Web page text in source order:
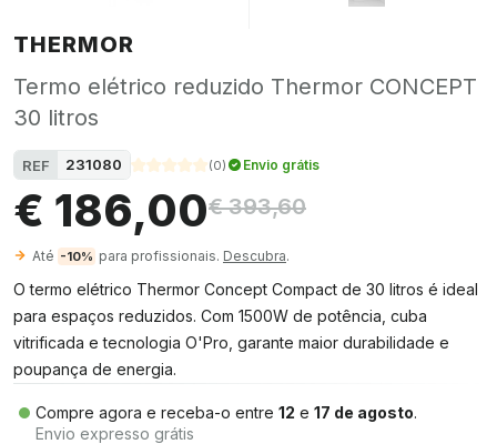
THERMOR
Termo elétrico reduzido Thermor CONCEPT
30 litros
REF 231080 (0) Envio grátis
€ 186,00€ 393,60
Até -10% para profissionais. Descubra.
O termo elétrico Thermor Concept Compact de 30 litros é ideal
para espaços reduzidos. Com 1500W de potência, cuba
vitrificada e tecnologia O'Pro, garante maior durabilidade e
poupança de energia.
Compre agora e receba-o entre 12 e 17 de agosto.
Envio expresso grátis